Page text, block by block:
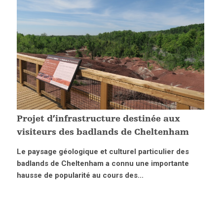
Projet d’infrastructure destinée aux
visiteurs des badlands de Cheltenham
Le paysage géologique et culturel particulier des
badlands de Cheltenham a connu une importante
hausse de popularité au cours des...